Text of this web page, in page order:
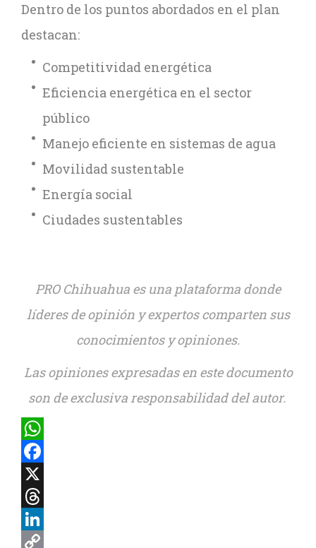
Dentro de los puntos abordados en el plan
destacan:
Competitividad energética
Eficiencia energética en el sector
público
Manejo eficiente en sistemas de agua
Movilidad sustentable
Energía social
Ciudades sustentables
PRO Chihuahua es una plataforma donde
líderes de opinión y expertos comparten sus
conocimientos y opiniones.
Las opiniones expresadas en este documento
son de exclusiva responsabilidad del autor.
WhatsApp
Facebook
X
Threads
LinkedIn